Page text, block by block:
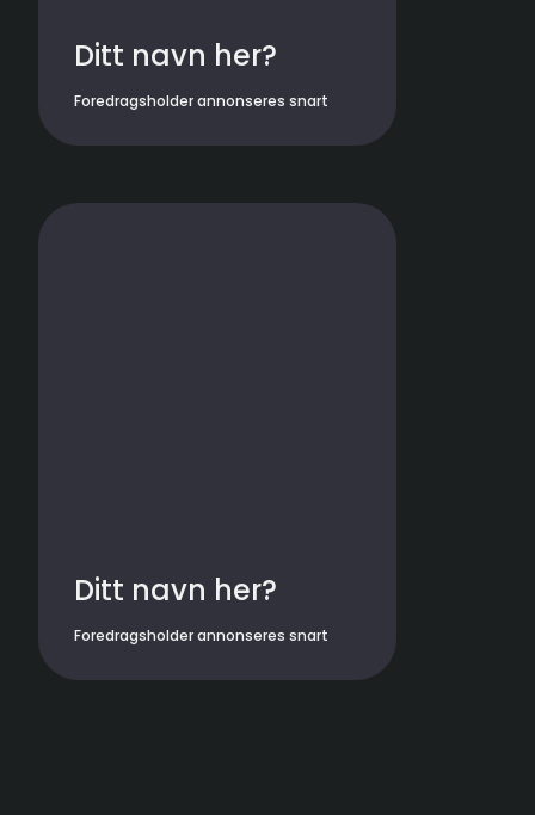
Ditt navn her?
Foredragsholder annonseres snart
Ditt navn her?
Foredragsholder annonseres snart